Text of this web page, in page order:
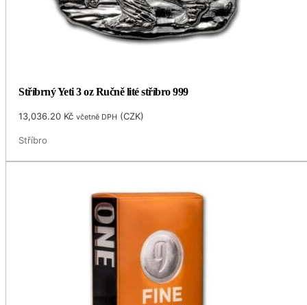
Stříbrný Yeti 3 oz Ručně lité stříbro 999
13,036.20 Kč včetně DPH (CZK)
Stříbro